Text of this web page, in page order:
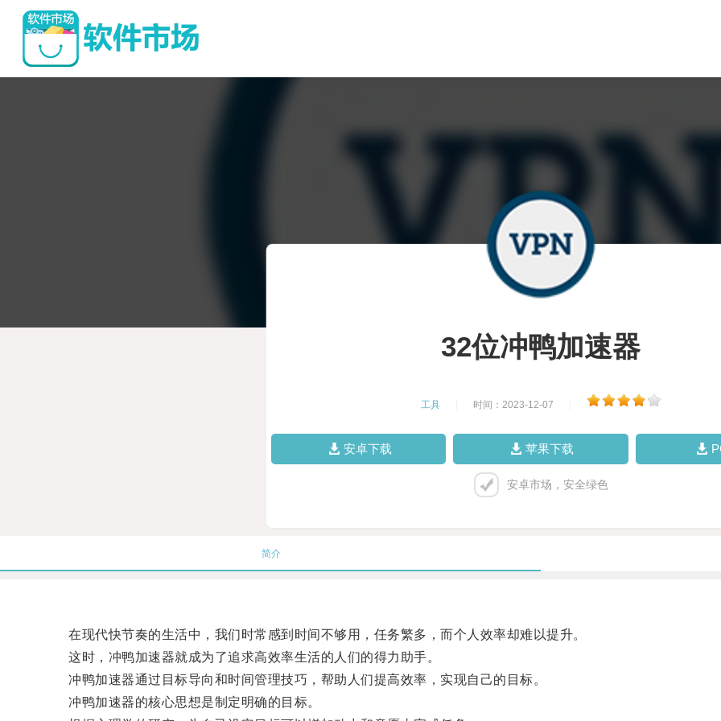
32位冲鸭加速器
工具 时间：2023-12-07
安卓下载 苹果下载
安卓市场，安全绿色
简介
在现代快节奏的生活中，我们时常感到时间不够用，任务繁多，而个人效率却难以提升。
这时，冲鸭加速器就成为了追求高效率生活的人们的得力助手。
冲鸭加速器通过目标导向和时间管理技巧，帮助人们提高效率，实现自己的目标。
冲鸭加速器的核心思想是制定明确的目标。